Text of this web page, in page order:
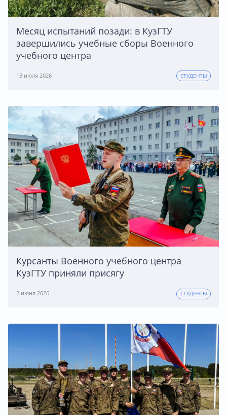
Месяц испытаний позади: в КузГТУ
завершились учебные сборы Военного
учебного центра
13 июля 2026 СТУДЕНТЫ
Курсанты Военного учебного центра
КузГТУ приняли присягу
2 июня 2026 СТУДЕНТЫ